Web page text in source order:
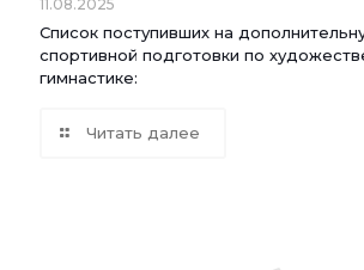
11.08.2025
Список поступивших на
спортивной подготовки по
гимнастике:
Читать далее